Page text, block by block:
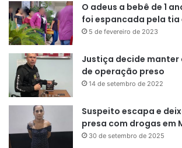
Em contrapartida, a equipe econômica
dos gastos com o funcionalismo público.
pessoal e encargos sociais: –R$ 3,8
O adeus a bebê de 1
foi espancada pela tia
5 de fevereiro de 2023
Justiça decide manter
de operação preso
14 de setembro de 2022
Suspeito escapa e
presa com drogas em
30 de setembro de 2025